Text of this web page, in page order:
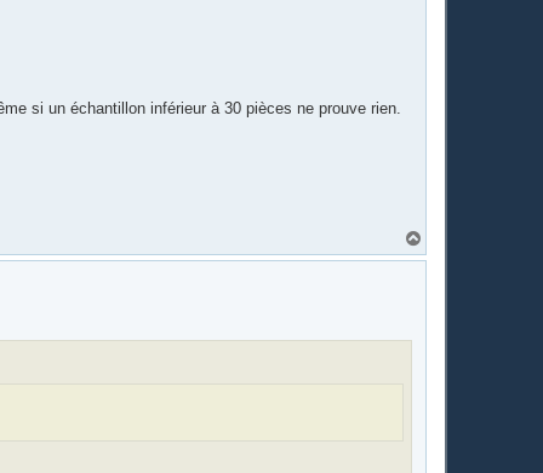
si un échantillon inférieur à 30 pièces ne prouve rien.
a